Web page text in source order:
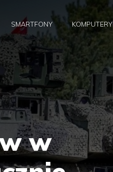
SMARTFONY KOMPUTERY
w